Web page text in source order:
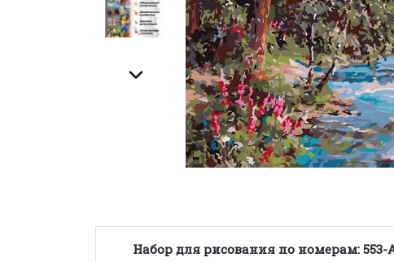
Набор для рисования по номерам: